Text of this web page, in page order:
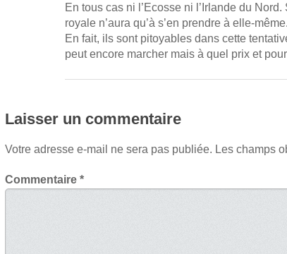
En tous cas ni l’Ecosse ni l’Irlande du
royale n’aura qu’à s’en prendre à elle-même.
En fait, ils sont pitoyables dans cette
peut encore marcher mais à quel prix et
Laisser un commentaire
Votre adresse e-mail ne sera pas publiée. Les champs
Commentaire*